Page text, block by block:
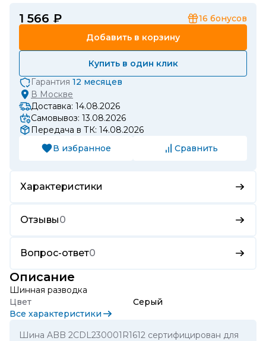
1 566 ₽ 16 бонусов
Добавить в корзину
Купить в один клик
Гарантия 12 месяцев
В Москве
Доставка: 14.08.2026
Самовывоз: 13.08.2026
Передача в ТК: 14.08.2026
В избранное
Сравнить
Характеристики
Отзывы0
Вопрос-ответ0
Описание
Шинная разводка
Цвет
Серый
Все характеристики
Шина ABB 2CDL230001R1612 сертифицирован для